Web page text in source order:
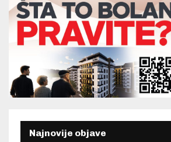
Najnovije objave